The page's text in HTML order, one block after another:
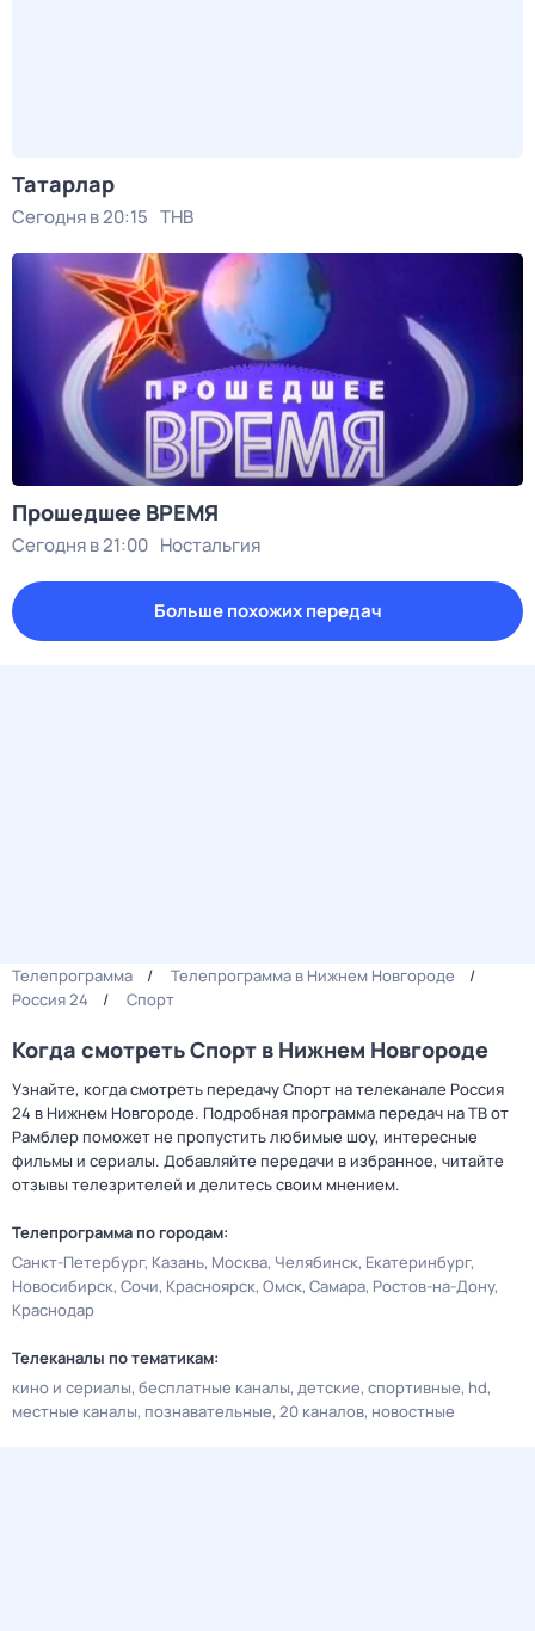
Татарлар
Сегодня в 20:15 ТНВ
Прошедшее ВРЕМЯ
Сегодня в 21:00 Ностальгия
Больше похожих передач
Телепрограмма
Телепрограмма в Нижнем Новгороде
Россия 24
Спорт
Когда смотреть Спорт в Нижнем Новгороде
Узнайте, когда смотреть передачу Спорт на телеканале Россия
24 в Нижнем Новгороде. Подробная программа передач на ТВ от
Рамблер поможет не пропустить любимые шоу, интересные
фильмы и сериалы. Добавляйте передачи в избранное, читайте
отзывы телезрителей и делитесь своим мнением.
Телепрограмма по городам:
Санкт-Петербург Казань Москва Челябинск Екатеринбург
Новосибирск Сочи Красноярск Омск Самара Ростов-на-Дону
Краснодар
Телеканалы по тематикам:
кино и сериалы бесплатные каналы детские спортивные hd
местные каналы познавательные 20 каналов новостные